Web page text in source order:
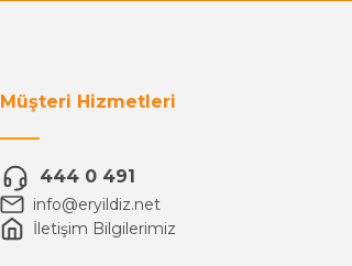
Müşteri Hizmetleri
444 0 491
info@eryildiz.net
İletişim Bilgilerimiz